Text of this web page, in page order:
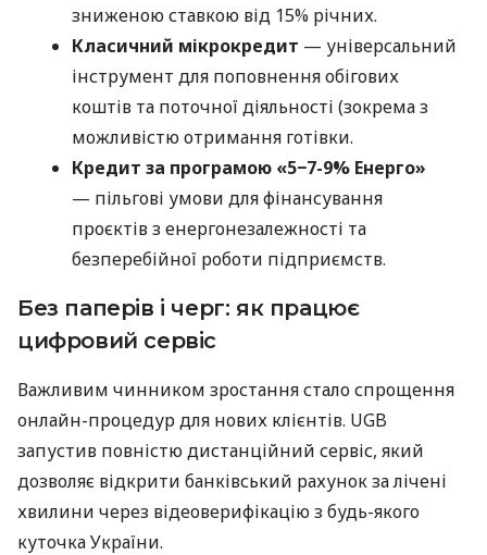
зниженою ставкою від 15% річних.
Класичний мікрокредит — універсальний
інструмент для поповнення обігових
коштів та поточної діяльності (зокрема з
можливістю отримання готівки.
Кредит за програмою «5−7-9% Енерго»
— пільгові умови для фінансування
проєктів з енергонезалежності та
безперебійної роботи підприємств.
Без паперів і черг: як працює
цифровий сервіс
Важливим чинником зростання стало спрощення
онлайн-процедур для нових клієнтів. UGB
запустив повністю дистанційний сервіс, який
дозволяє відкрити банківський рахунок за лічені
хвилини через відеоверифікацію з будь-якого
куточка України.